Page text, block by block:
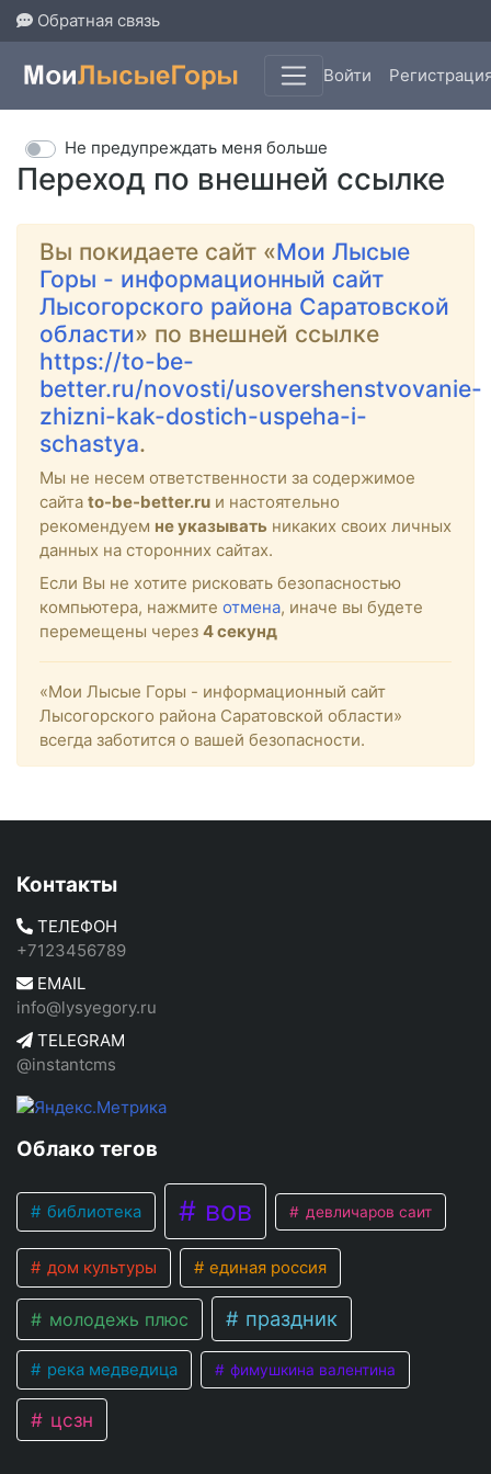
Обратная связь
Войти
Переход по внешней ссылке
Не предупреждать меня больше
Вы покидаете сайт «Мои Лысые
Горы - информационный сайт
Лысогорского района Саратовской
области» по внешней ссылке
https://to-be-
better.ru/novosti/usovershenstvovanie-
zhizni-kak-dostich-uspeha-i-
schastya.
Мы не несем ответственности за содержимое
сайта to-be-better.ru и настоятельно
рекомендуем не указывать никаких своих личных
данных на сторонних сайтах.
Если Вы не хотите рисковать безопасностью
компьютера, нажмите отмена, иначе вы будете
перемещены через 4секунд
«Мои Лысые Горы - информационный сайт
Лысогорского района Саратовской области»
всегда заботится о вашей безопасности.
Контакты
ТЕЛЕФОН
+7123456789
EMAIL
info@lysyegory.ru
TELEGRAM
@instantcms
Облако тегов
библиотека вов девличаров саит
дом культуры единая россия
молодежь плюс праздник
река медведица фимушкина валентина
цсзн